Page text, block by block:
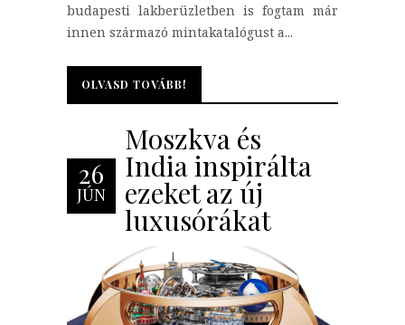
budapesti lakberüzletben is fogtam már
innen származó mintakatalógust a...
OLVASD TOVÁBB!
OLVASD TOVÁBB!
26
JÚN
Moszkva és
India inspirálta
ezeket az új
luxusórákat